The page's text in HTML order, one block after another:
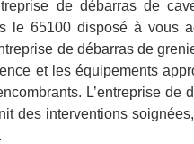
de débarras de
le 65100 disposé à vous
de débarras de
et les équipements
L’entreprise de
des interventions